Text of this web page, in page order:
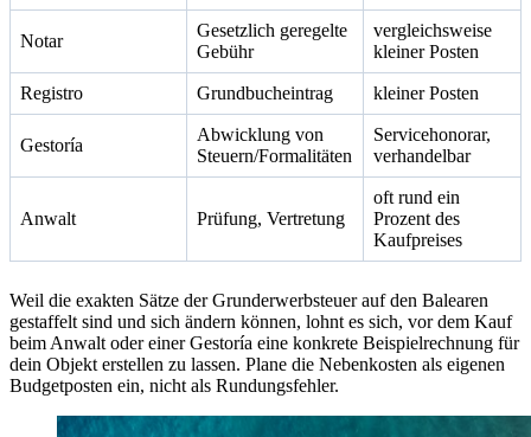
Notar
Gesetzlich geregelte
Gebühr
vergleichsweise
kleiner Posten
Registro Grundbucheintrag kleiner Posten
Gestoría
Abwicklung von
Steuern/Formalitäten
Servicehonorar,
verhandelbar
Anwalt Prüfung, Vertretung
oft rund ein
Prozent des
Kaufpreises
Weil die exakten Sätze der Grunderwerbsteuer auf den Balearen
gestaffelt sind und sich ändern können, lohnt es sich, vor dem Kauf
beim Anwalt oder einer Gestoría eine konkrete Beispielrechnung für
dein Objekt erstellen zu lassen. Plane die Nebenkosten als eigenen
Budgetposten ein, nicht als Rundungsfehler.